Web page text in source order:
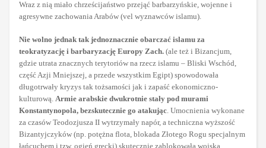
Wraz z nią miało chrześcijaństwo przejąć barbarzyńskie, wojenne i
agresywne zachowania Arabów (vel wyznawców islamu).
Nie wolno jednak tak jednoznacznie obarczać islamu za
teokratyzację i barbaryzację Europy Zach. (ale też i Bizancjum,
gdzie utrata znacznych terytoriów na rzecz islamu – Bliski Wschód,
część Azji Mniejszej, a przede wszystkim Egipt) spowodowała
długotrwały kryzys tak tożsamości jak i zapaść ekonomiczno-
kulturową. Armie arabskie dwukrotnie stały pod murami
Konstantynopola, bezskutecznie go atakując. Umocnienia wykonane
za czasów Teodozjusza II wytrzymały napór, a techniczna wyższość
Bizantyjczyków (np. potężna flota, blokada Złotego Rogu specjalnym
łańcuchem i tzw. ogień grecki) skutecznie zablokowała wojska